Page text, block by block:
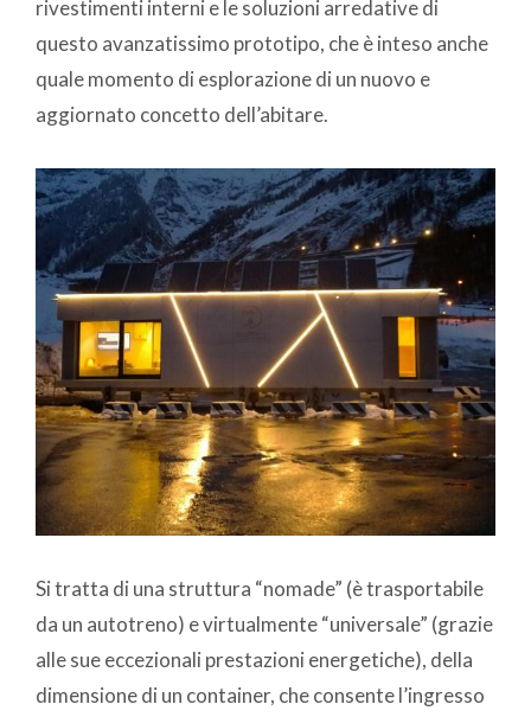
rivestimenti interni e le soluzioni arredative di
questo avanzatissimo prototipo, che è inteso anche
quale momento di esplorazione di un nuovo e
aggiornato concetto dell’abitare.
Si tratta di una struttura “nomade” (è trasportabile
da un autotreno) e virtualmente “universale” (grazie
alle sue eccezionali prestazioni energetiche), della
dimensione di un container, che consente l’ingresso